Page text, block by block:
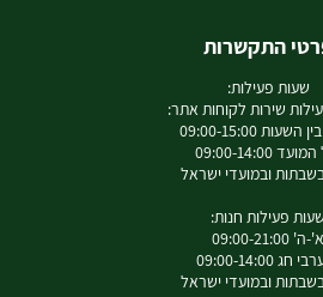
התקשרות
שעות פעילות:
שירות לקוחות אתר:
09:00-15:00
09:00-14:00
ובמועדי ישראל
שעות פעילות חנות:
א'-ה' 09:00-21:00
חג 09:00-14:00
ובמועדי ישראל